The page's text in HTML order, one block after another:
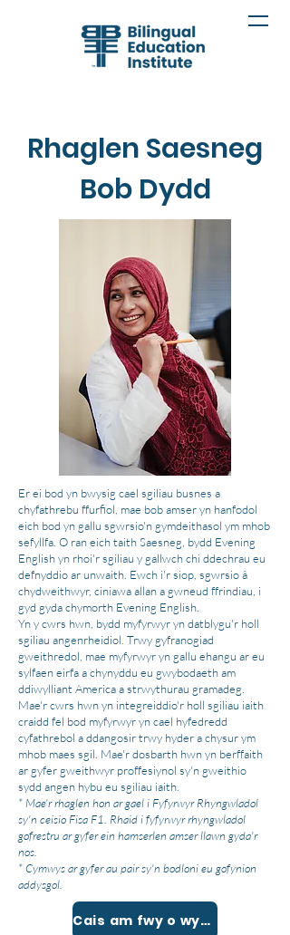
Rhaglen Saesneg
Bob Dydd
Er ei bod yn bwysig cael sgiliau busnes a
chyfathrebu ffurfiol, mae bob amser yn hanfodol
eich bod yn gallu sgwrsio'n gymdeithasol ym mhob
sefyllfa. O ran eich taith Saesneg, bydd Evening
English yn rhoi'r sgiliau y gallwch chi ddechrau eu
defnyddio ar unwaith. Ewch i'r siop, sgwrsio â
chydweithwyr, ciniawa allan a gwneud ffrindiau, i
gyd gyda chymorth Evening English.
Yn y cwrs hwn, bydd myfyrwyr yn datblygu'r holl
sgiliau angenrheidiol. Trwy gyfranogiad
gweithredol, mae myfyrwyr yn gallu ehangu ar eu
sylfaen eirfa a chynyddu eu gwybodaeth am
ddiwylliant America a strwythurau gramadeg.
Mae'r cwrs hwn yn integreiddio'r holl sgiliau iaith
craidd fel bod myfyrwyr yn cael hyfedredd
cyfathrebol a ddangosir trwy hyder a chysur ym
mhob maes sgil. Mae'r dosbarth hwn yn berffaith
ar gyfer gweithwyr proffesiynol sy'n gweithio
sydd angen hybu eu sgiliau iaith.
* Mae'r rhaglen hon ar gael i Fyfyrwyr Rhyngwladol
sy'n ceisio Fisa F1. Rhaid i fyfyrwyr rhyngwladol
gofrestru ar gyfer ein hamserlen amser llawn gyda'r
nos.
* Cymwys ar gyfer au pair sy'n bodloni eu gofynion
addysgol.
Cais am fwy o wybodaeth